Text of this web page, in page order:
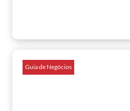
Guia de Negócios